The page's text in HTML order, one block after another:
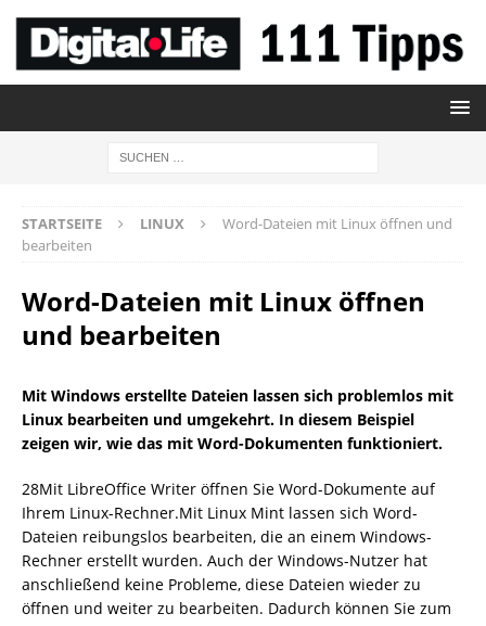
STARTSEITE LINUX
Word-Dateien mit Linux öffnen und
bearbeiten
Word-Dateien mit Linux öffnen
und bearbeiten
Mit Windows erstellte Dateien lassen sich problemlos mit
Linux bearbeiten und umgekehrt. In diesem Beispiel
zeigen wir, wie das mit Word-Dokumenten funktioniert.
28Mit LibreOffice Writer öffnen Sie Word-Dokumente auf
Ihrem Linux-Rechner.Mit Linux Mint lassen sich Word-
Dateien reibungslos bearbeiten, die an einem Windows-
Rechner erstellt wurden. Auch der Windows-Nutzer hat
anschließend keine Probleme, diese Dateien wieder zu
öffnen und weiter zu bearbeiten. Dadurch können Sie zum